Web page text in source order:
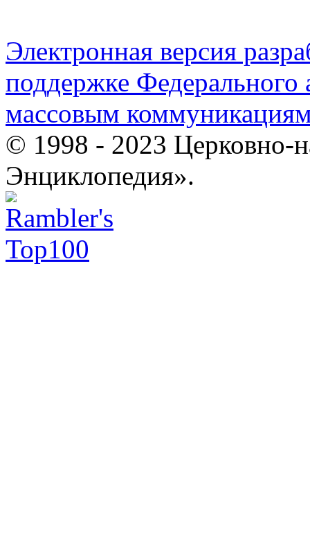
Электронная версия
поддержке Федерального
массовым
© 1998 - 2023 Церковно-
Энциклопедия».